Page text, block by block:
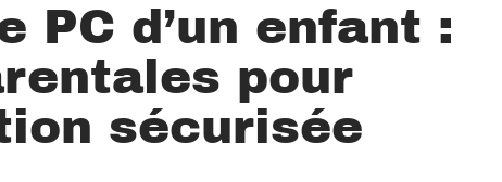
PC d’un enfant :
pour
sécurisée